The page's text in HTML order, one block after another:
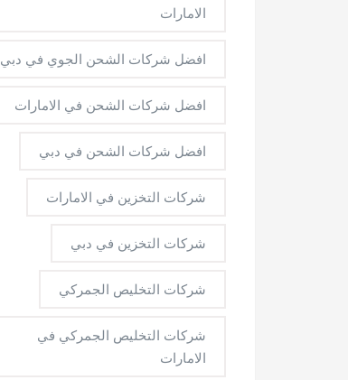
الامارات
افضل شركات الشحن الجوي في دبي
افضل شركات الشحن في الامارات
افضل شركات الشحن في دبي
شركات التخزين في الامارات
شركات التخزين في دبي
شركات التخليص الجمركي
شركات التخليص الجمركي في
الامارات